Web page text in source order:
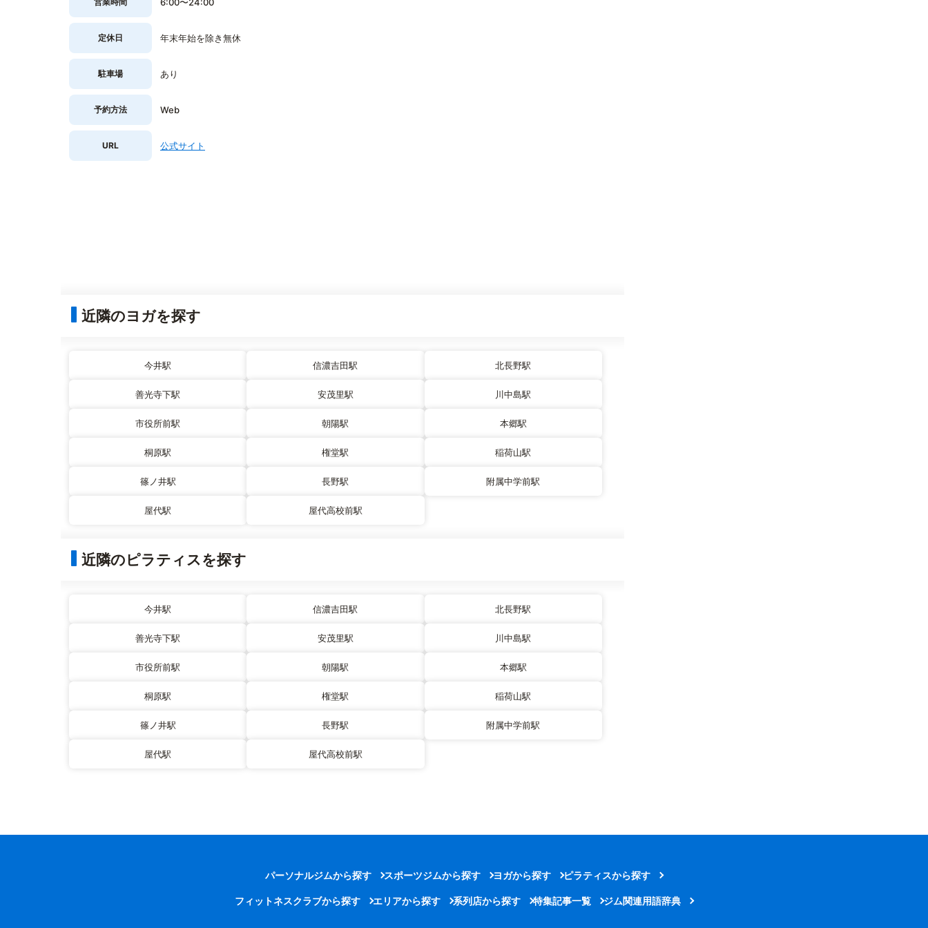
定休日 年末年始を除き無休
駐車場 あり
予約方法 Web
URL 公式サイト
近隣のヨガを探す
今井駅 信濃吉田駅 北長野駅
善光寺下駅 安茂里駅 川中島駅
市役所前駅 朝陽駅 本郷駅
桐原駅 権堂駅 稲荷山駅
篠ノ井駅 長野駅 附属中学前駅
屋代駅 屋代高校前駅
近隣のピラティスを探す
今井駅 信濃吉田駅 北長野駅
善光寺下駅 安茂里駅 川中島駅
市役所前駅 朝陽駅 本郷駅
桐原駅 権堂駅 稲荷山駅
篠ノ井駅 長野駅 附属中学前駅
屋代駅 屋代高校前駅
パーソナルジムから探す スポーツジムから探す ヨガから探す ピラティスから探す
フィットネスクラブから探す エリアから探す 系列店から探す 特集記事一覧 ジム関連用語辞典